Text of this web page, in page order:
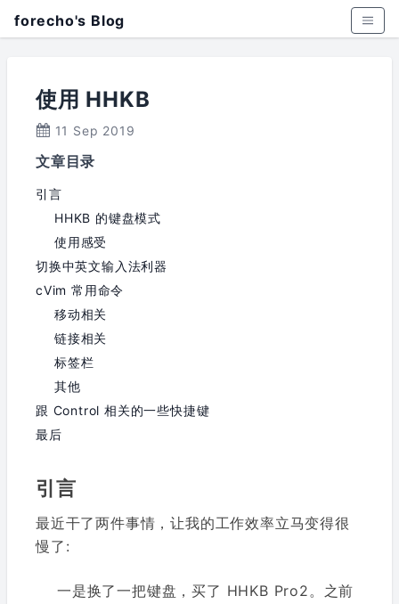
forecho's Blog
使用 HHKB
11 Sep 2019
文章目录
引言
HHKB 的键盘模式
使用感受
切换中英文输入法利器
cVim 常用命令
移动相关
链接相关
标签栏
其他
跟 Control 相关的一些快捷键
最后
引言
最近干了两件事情，让我的工作效率立马变得很
慢了:
一是换了一把键盘，买了 HHKB Pro2。之前